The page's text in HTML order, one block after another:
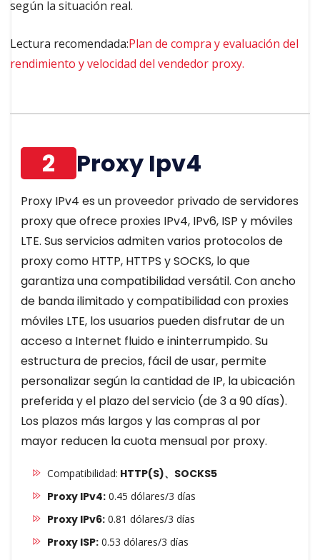
según la situación real.
Lectura recomendada:Plan de compra y evaluación del
rendimiento y velocidad del vendedor proxy.
2 Proxy Ipv4
Proxy IPv4 es un proveedor privado de servidores
proxy que ofrece proxies IPv4, IPv6, ISP y móviles
LTE. Sus servicios admiten varios protocolos de
proxy como HTTP, HTTPS y SOCKS, lo que
garantiza una compatibilidad versátil. Con ancho
de banda ilimitado y compatibilidad con proxies
móviles LTE, los usuarios pueden disfrutar de un
acceso a Internet fluido e ininterrumpido. Su
estructura de precios, fácil de usar, permite
personalizar según la cantidad de IP, la ubicación
preferida y el plazo del servicio (de 3 a 90 días).
Los plazos más largos y las compras al por
mayor reducen la cuota mensual por proxy.
Compatibilidad: HTTP(S)、SOCKS5
Proxy IPv4:0.45 dólares/3 días
Proxy IPv6:0.81 dólares/3 días
Proxy ISP:0.53 dólares/3 días